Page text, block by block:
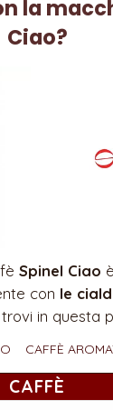
la
Ciao?
Spinel Ciao
con le
in questa
CAFFÈ
CAFFÈ